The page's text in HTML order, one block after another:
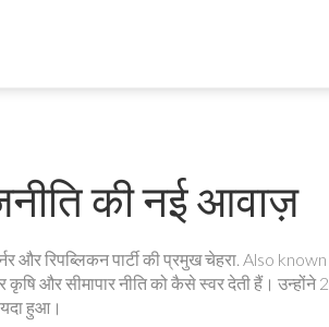
की नई आवाज़
और रिपब्लिकन पार्टी की प्रमुख चेहरा. Also known
कृषि और सीमापार नीति को कैसे स्वर देती हैं।
हुआ।